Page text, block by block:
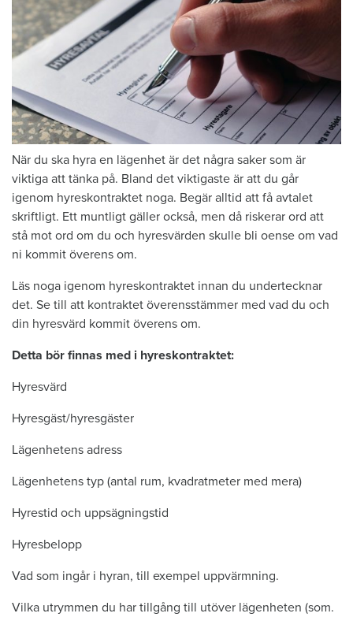
När du ska hyra en lägenhet är det några saker som är
viktiga att tänka på. Bland det viktigaste är att du går
igenom hyreskontraktet noga. Begär alltid att få avtalet
skriftligt. Ett muntligt gäller också, men då riskerar ord att
stå mot ord om du och hyresvärden skulle bli oense om vad
ni kommit överens om.
Läs noga igenom hyreskontraktet innan du undertecknar
det. Se till att kontraktet överensstämmer med vad du och
din hyresvärd kommit överens om.
Detta bör finnas med i hyreskontraktet:
Hyresvärd
Hyresgäst/hyresgäster
Lägenhetens adress
Lägenhetens typ (antal rum, kvadratmeter med mera)
Hyrestid och uppsägningstid
Hyresbelopp
Vad som ingår i hyran, till exempel uppvärmning.
Vilka utrymmen du har tillgång till utöver lägenheten (som.